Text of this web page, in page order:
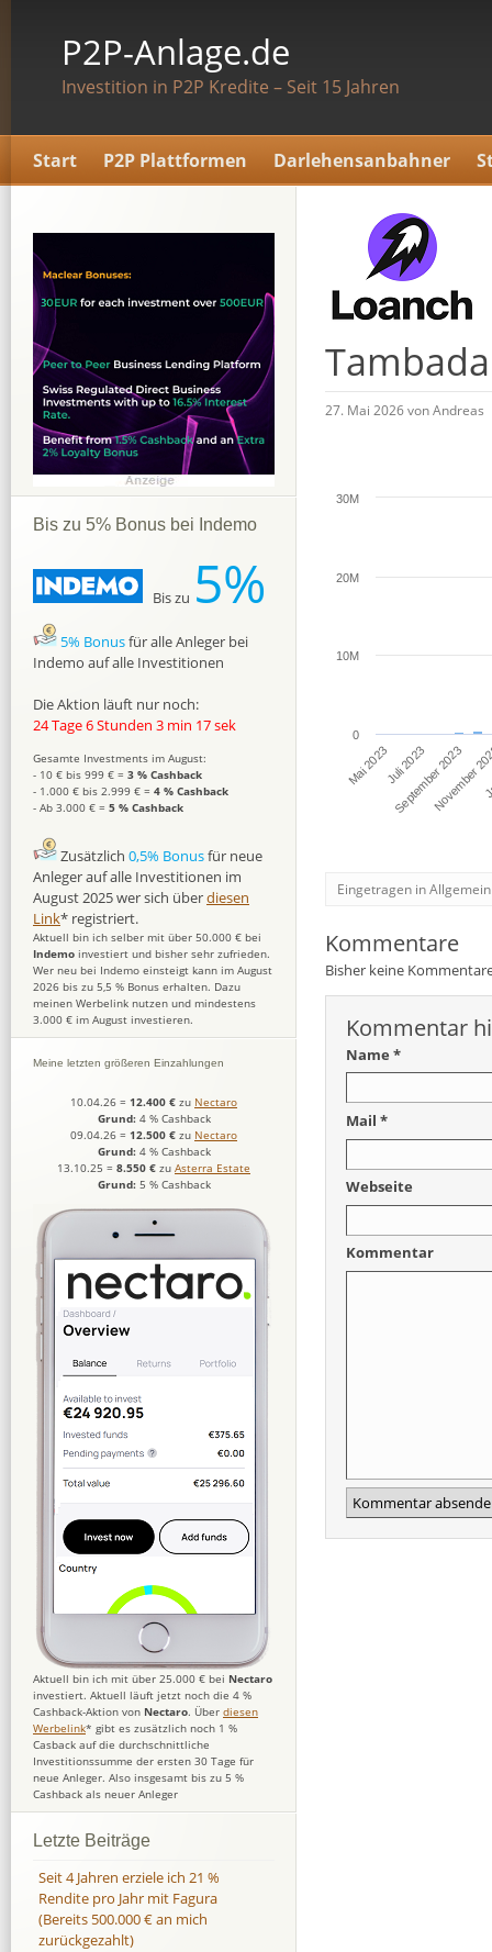
P2P-Anlage.de
Investition in P2P Kredite – Seit 15 Jahren
Start P2P Plattformen Darlehensanbahner
27. Mai 2026 von Andreas
Mai 2023Juli 2023
September 2023
November
0
10M
20M
30M
Eingetragen in Allgemein
Kommentare
Bisher keine
Kommentar
Name *
Mail *
Webseite
Kommentar
Bis zu 5% Bonus bei Indemo
Bis zu 5%
5% Bonusfür alle Anleger bei
Indemo auf alle Investitionen
Die Aktion läuft nur noch:
24 Tage 6 Stunden 3 min 16 sek
Gesamte Investments im August:
- 10 € bis 999 € = 3 % Cashback
- 1.000 € bis 2.999 € = 4 % Cashback
- Ab 3.000 € = 5 % Cashback
Zusätzlich 0,5% Bonusfür neue
Anleger auf alle Investitionen im
August 2025 wer sich überdiesen
Link* registriert.
Aktuell bin ich selber mit über 50.000 € bei
Indemo investiert und bisher sehr zufrieden.
Wer neu bei Indemo einsteigt kann im August
2026 bis zu 5,5 % Bonus erhalten. Dazu
meinen Werbelink nutzen und mindestens
3.000 € im August investieren.
Meine letzten größeren Einzahlungen
10.04.26 = 12.400 € zu Nectaro
Grund: 4 % Cashback
09.04.26 = 12.500 € zu Nectaro
Grund: 4 % Cashback
13.10.25 = 8.550 € zu Asterra Estate
Grund: 5 % Cashback
Aktuell bin ich mit über 25.000 € bei Nectaro
investiert. Aktuell läuft jetzt noch die 4 %
Cashback-Aktion von Nectaro. Über diesen
Werbelink* gibt es zusätzlich noch 1 %
Casback auf die durchschnittliche
Investitionssumme der ersten 30 Tage für
neue Anleger. Also insgesamt bis zu 5 %
Cashback als neuer Anleger
Letzte Beiträge
Seit 4 Jahren erziele ich 21 %
Rendite pro Jahr mit Fagura
(Bereits 500.000 € an mich
zurückgezahlt)